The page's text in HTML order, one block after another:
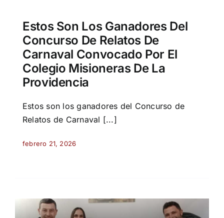
Estos Son Los Ganadores Del
Concurso De Relatos De
Carnaval Convocado Por El
Colegio Misioneras De La
Providencia
Estos son los ganadores del Concurso de
Relatos de Carnaval [...]
febrero 21, 2026